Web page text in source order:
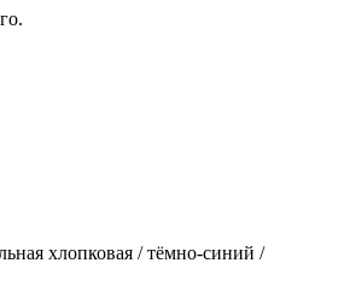
хлопковая / тёмно-синий /